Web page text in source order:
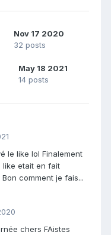
Nov 17 2020
32 posts
May 18 2021
14 posts
le like lol Finalement
like etait en fait
comment je fais...
chers FAistes